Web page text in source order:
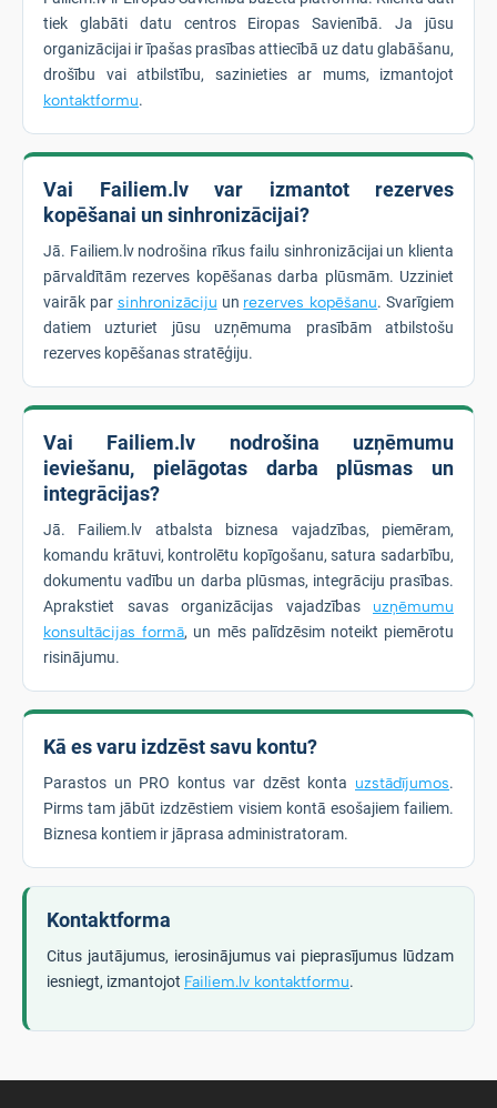
tiek glabāti datu centros Eiropas Savienībā. Ja jūsu
organizācijai ir īpašas prasības attiecībā uz datu glabāšanu,
drošību vai atbilstību, sazinieties ar mums, izmantojot
kontaktformu.
Vai Failiem.lv var izmantot rezerves
kopēšanai un sinhronizācijai?
Jā. Failiem.lv nodrošina rīkus failu sinhronizācijai un klienta
pārvaldītām rezerves kopēšanas darba plūsmām. Uzziniet
vairāk par sinhronizāciju un rezerves kopēšanu. Svarīgiem
datiem uzturiet jūsu uzņēmuma prasībām atbilstošu
rezerves kopēšanas stratēģiju.
Vai Failiem.lv nodrošina uzņēmumu
ieviešanu, pielāgotas darba plūsmas un
integrācijas?
Jā. Failiem.lv atbalsta biznesa vajadzības, piemēram,
komandu krātuvi, kontrolētu kopīgošanu, satura sadarbību,
dokumentu vadību un darba plūsmas, integrāciju prasības.
Aprakstiet savas organizācijas vajadzības uzņēmumu
konsultācijas formā, un mēs palīdzēsim noteikt piemērotu
risinājumu.
Kā es varu izdzēst savu kontu?
Parastos un PRO kontus var dzēst konta uzstādījumos.
Pirms tam jābūt izdzēstiem visiem kontā esošajiem failiem.
Biznesa kontiem ir jāprasa administratoram.
Kontaktforma
Citus jautājumus, ierosinājumus vai pieprasījumus lūdzam
iesniegt, izmantojot Failiem.lv kontaktformu.